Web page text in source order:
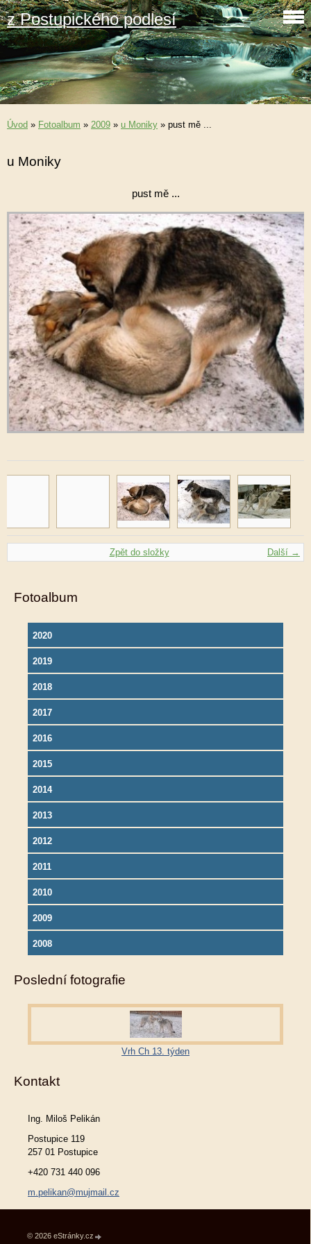
z Postupického podlesí
Úvod » Fotoalbum » 2009 » u Moniky » pust mě ...
u Moniky
pust mě ...
Další →
Zpět do složky
Fotoalbum
2020
2019
2018
2017
2016
2015
2014
2013
2012
2011
2010
2009
2008
Poslední fotografie
Vrh Ch 13. týden
Kontakt
Ing. Miloš Pelikán
Postupice 119
257 01 Postupice
+420 731 440 096
m.pelikan@mujmail.cz
© 2026 eStránky.cz